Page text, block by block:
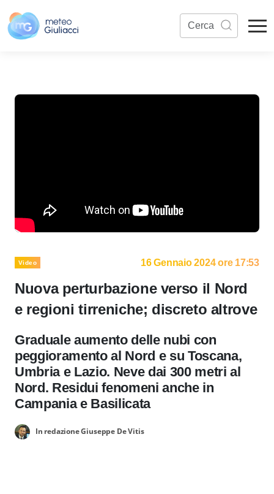
Video 16 Gennaio 2024 ore 17:53
Nuova perturbazione verso il Nord
e regioni tirreniche; discreto altrove
Graduale aumento delle nubi con
peggioramento al Nord e su Toscana,
Umbria e Lazio. Neve dai 300 metri al
Nord. Residui fenomeni anche in
Campania e Basilicata
In redazione Giuseppe De Vitis